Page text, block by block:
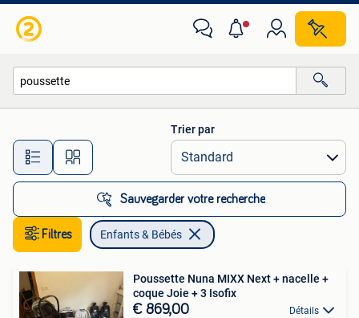
Toutes les distances…
Trier par
Sauvegarder votre recherche
Filtres Enfants & Bébés
Poussette Nuna MIXX Next + nacelle +
coque Joie + 3 Isofix
€ 869,00 Détails